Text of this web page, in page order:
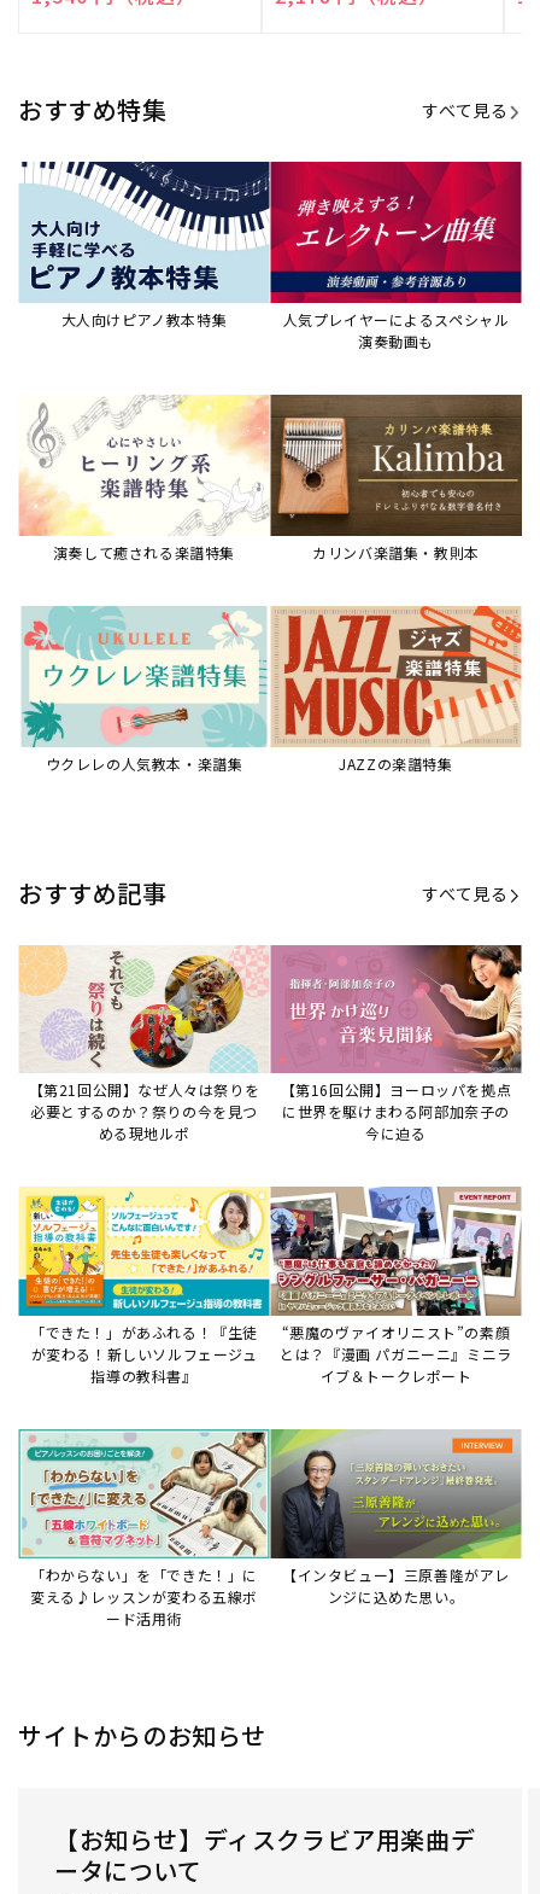
おすすめ特集 すべて見る
大人向けピアノ教本特集
人気プレイヤーによるスペシャル
演奏動画も
演奏して癒される楽譜特集 カリンバ楽譜集・教則本
ウクレレの人気教本・楽譜集 JAZZの楽譜特集
おすすめ記事 すべて見る
【第21回公開】なぜ人々は祭りを
必要とするのか？祭りの今を見つ
める現地ルポ
【第16回公開】ヨーロッパを拠点
に世界を駆けまわる阿部加奈子の
今に迫る
「できた！」があふれる！『生徒
が変わる！新しいソルフェージュ
指導の教科書』
“悪魔のヴァイオリニスト”の素顔
とは？『漫画 パガニーニ』ミニラ
イブ＆トークレポート
「わからない」を「できた！」に
変える♪レッスンが変わる五線ボ
ード活用術
【インタビュー】三原善隆がアレ
ンジに込めた思い。
サイトからのお知らせ
【お知らせ】ディスクラビア用楽曲デ
ータについて